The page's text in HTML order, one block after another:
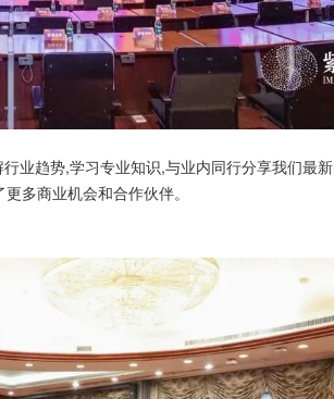
业趋势,学习专业知识,与业内同行分享我们最
多商业机会和合作伙伴。